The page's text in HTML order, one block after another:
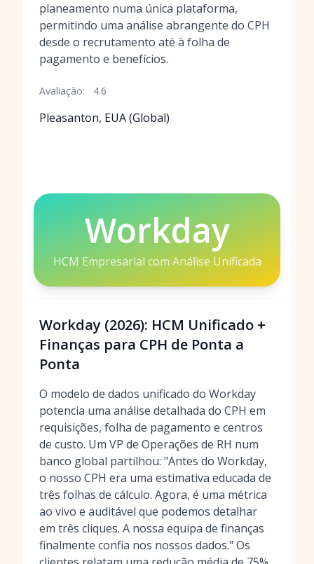
planeamento numa única plataforma,
permitindo uma análise abrangente do CPH
desde o recrutamento até à folha de
pagamento e benefícios.
Avaliação: 4.6
Pleasanton, EUA (Global)
Workday
HCM Empresarial com Análise Unificada
Workday (2026): HCM Unificado +
Finanças para CPH de Ponta a
Ponta
O modelo de dados unificado do Workday
potencia uma análise detalhada do CPH em
requisições, folha de pagamento e centros
de custo. Um VP de Operações de RH num
banco global partilhou: "Antes do Workday,
o nosso CPH era uma estimativa educada de
três folhas de cálculo. Agora, é uma métrica
ao vivo e auditável que podemos detalhar
em três cliques. A nossa equipa de finanças
finalmente confia nos nossos dados." Os